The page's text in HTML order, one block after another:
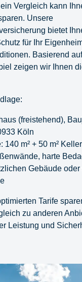
Vergleich kann
Unsere
bietet
für Ihr
Basierend
zeigen wir Ihnen
(freistehend),
Köln
140 m² + 50 m² Keller
harte
Gebäude
Tarife
zu anderen
Leistung und